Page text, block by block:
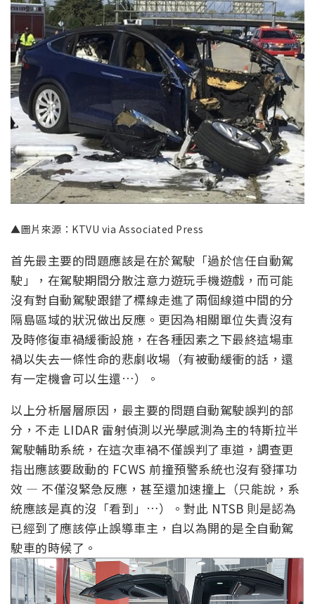
▲圖片來源：KTVU via Associated Press
首先最主要的問題應該是在於駕駛「過於信任自動駕
駛」，在駕駛期間分散注意力遊玩手機遊戲，而可能
沒有對自動駕駛跟錯了標線走進了兩個線道中間的分
隔島區域的狀況做出反應。更因為相關單位失責沒有
及時修復車禍緩衝設施，在各種因素之下最終這場車
禍以失去一條性命的悲劇收場（有被動緩衝的話，還
有一定機會可以生還…）。
以上分析層層原因，最主要的問題自動駕駛誤判的部
分，不走 LIDAR 雷射偵測以光學感測為主的特斯拉半
駕駛輔助系統，在這次車禍不僅誤判了車道，調查更
指出應該要啟動的 FCWS 前撞預警系統也沒有發揮功
效 — 不僅沒緊急反應，甚至還加速撞上（只能說，系
統應該是真的沒「看到」…）。對此 NTSB 則是認為
已經到了應該停止誤導車主，自以為開的是全自動駕
駛車的時候了。